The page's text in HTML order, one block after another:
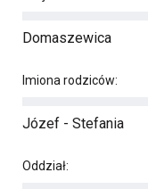
Domaszewica
Imiona rodziców:
Józef - Stefania
Oddział: